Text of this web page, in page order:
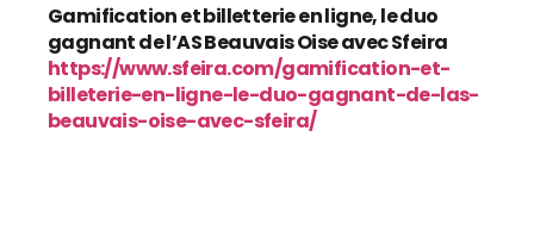
Gamification et billetterie en ligne, le duo
gagnant de l’AS Beauvais Oise avec Sfeira
https://www.sfeira.com/gamification-et-
billeterie-en-ligne-le-duo-gagnant-de-las-
beauvais-oise-avec-sfeira/